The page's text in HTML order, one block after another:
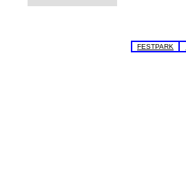
FESTPARK